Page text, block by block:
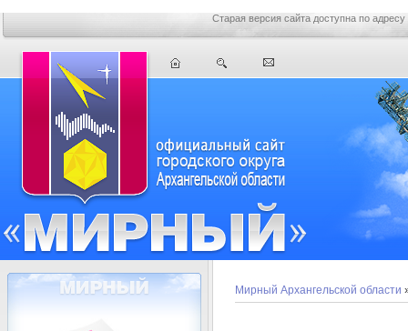
Старая версия сайта доступна по адресу
Мирный Архангельской области